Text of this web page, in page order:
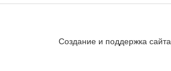
Создание и поддержка сайта